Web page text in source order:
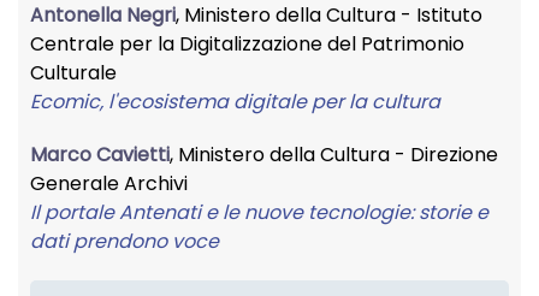
Antonella Negri, Ministero della Cultura - Istituto
Centrale per la Digitalizzazione del Patrimonio
Culturale
Ecomic, l'ecosistema digitale per la cultura
Marco Cavietti, Ministero della Cultura - Direzione
Generale Archivi
Il portale Antenati e le nuove tecnologie: storie e
dati prendono voce